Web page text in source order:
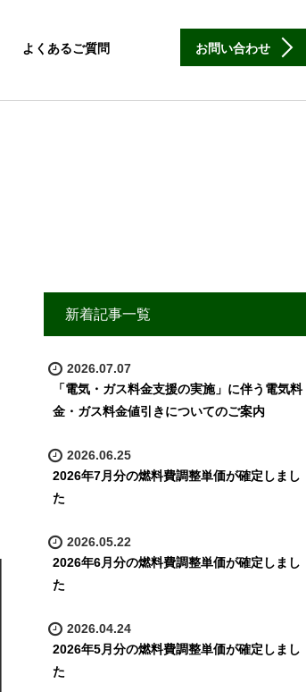
よくあるご質問 お問い合わせ
新着記事一覧
2026.07.07
「電気・ガス料金支援の実施」に伴う電気料
金・ガス料金値引きについてのご案内
2026.06.25
2026年7月分の燃料費調整単価が確定しまし
た
2026.05.22
2026年6月分の燃料費調整単価が確定しまし
た
2026.04.24
2026年5月分の燃料費調整単価が確定しまし
た